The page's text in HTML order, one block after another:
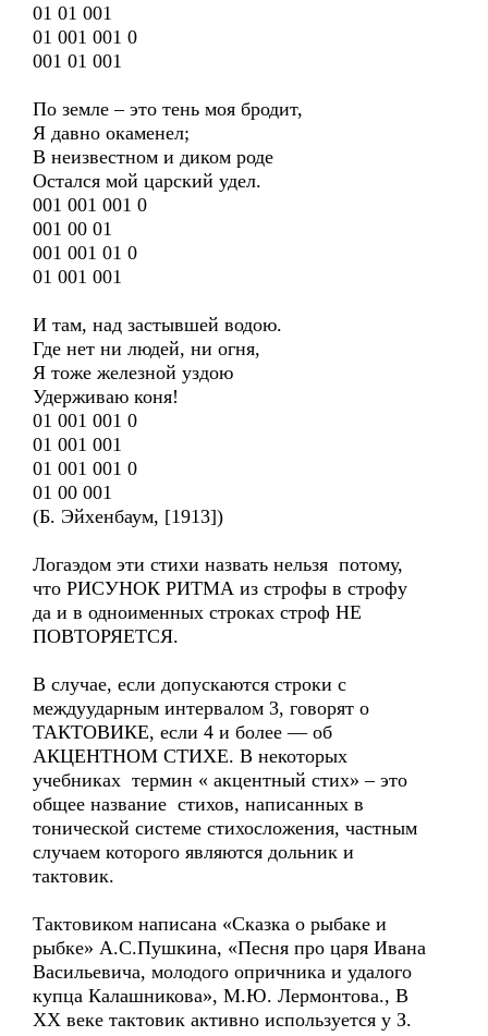
01 01 001
01 001 001 0
001 01 001
По земле – это тень моя бродит,
Я давно окаменел;
В неизвестном и диком роде
Остался мой царский удел.
001 001 001 0
001 00 01
001 001 01 0
01 001 001
И там, над застывшей водою.
Где нет ни людей, ни огня,
Я тоже железной уздою
Удерживаю коня!
01 001 001 0
01 001 001
01 001 001 0
01 00 001
(Б. Эйхенбаум, [1913])
Логаэдом эти стихи назвать нельзя потому,
что РИСУНОК РИТМА из строфы в строфу
да и в одноименных строках строф НЕ
ПОВТОРЯЕТСЯ.
В случае, если допускаются строки с
междуударным интервалом 3, говорят о
ТАКТОВИКЕ, если 4 и более — об
АКЦЕНТНОМ СТИХЕ. В некоторых
учебниках термин « акцентный стих» – это
общее название стихов, написанных в
тонической системе стихосложения, частным
случаем которого являются дольник и
тактовик.
Тактовиком написана «Сказка о рыбаке и
рыбке» А.С.Пушкина, «Песня про царя Ивана
Васильевича, молодого опричника и удалого
купца Калашникова», М.Ю. Лермонтова., В
ХХ веке тактовик активно используется у З.